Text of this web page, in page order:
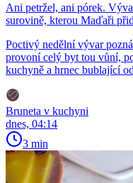
Ani petržel, ani pórek.
surovině, kterou Maďaři
Poctivý nedělní vývar
provoní celý byt tou vůní,
kuchyně a hrnec bublající
Bruneta v kuchyni
dnes, 04:14
3 min